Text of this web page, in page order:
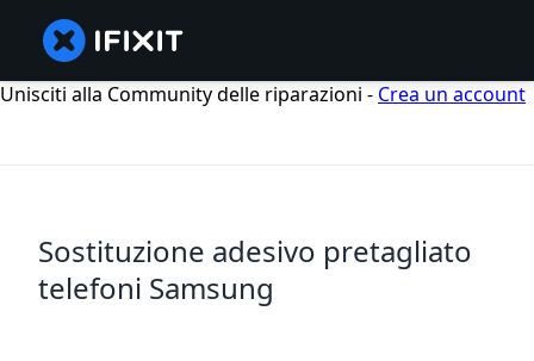
Unisciti alla Community delle riparazioni - Crea un account
Sostituzione adesivo pretagliato
telefoni Samsung